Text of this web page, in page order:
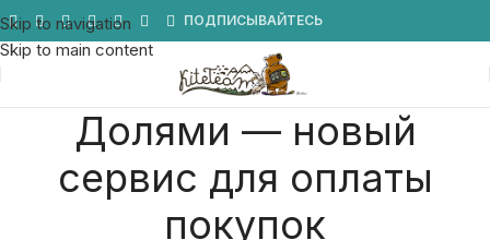
Skip to navigation
Skip to main content
ПОДПИСЫВАЙТЕСЬ
Долями — новый
сервис для оплаты
покупок